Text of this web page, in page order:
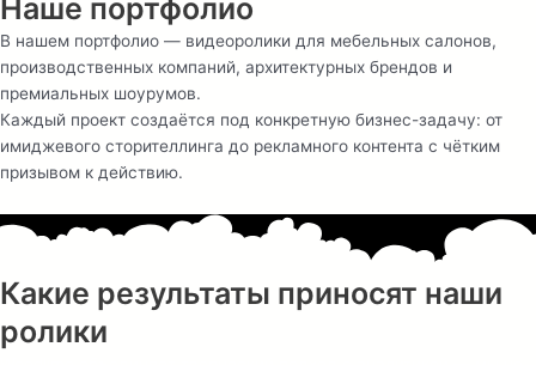
Наше портфолио
В нашем портфолио — видеоролики для мебельных салонов,
производственных компаний, архитектурных брендов и
премиальных шоурумов.
Каждый проект создаётся под конкретную бизнес-задачу: от
имиджевого сторителлинга до рекламного контента с чётким
призывом к действию.
Какие результаты приносят наши
ролики